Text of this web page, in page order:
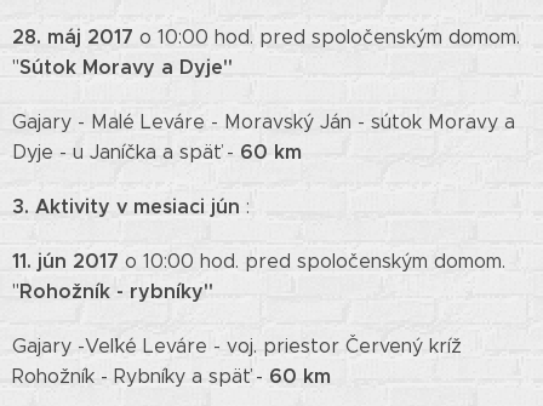
28. máj 2017 o 10:00 hod. pred spoločenským domom.
"Sútok Moravy a Dyje"
Gajary - Malé Leváre - Moravský Ján - sútok Moravy a
Dyje - u Janíčka a späť - 60 km
3. Aktivity v mesiaci jún :
11. jún 2017 o 10:00 hod. pred spoločenským domom.
"Rohožník - rybníky"
Gajary -Veľké Leváre - voj. priestor Červený kríž
Rohožník - Rybníky a späť - 60 km